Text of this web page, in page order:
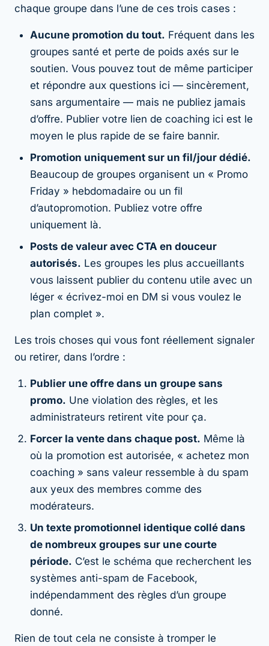
chaque groupe dans l’une de ces trois cases :
Aucune promotion du tout. Fréquent dans les
groupes santé et perte de poids axés sur le
soutien. Vous pouvez tout de même participer
et répondre aux questions ici — sincèrement,
sans argumentaire — mais ne publiez jamais
d’offre. Publier votre lien de coaching ici est le
moyen le plus rapide de se faire bannir.
Promotion uniquement sur un fil/jour dédié.
Beaucoup de groupes organisent un « Promo
Friday » hebdomadaire ou un fil
d’autopromotion. Publiez votre offre
uniquement là.
Posts de valeur avec CTA en douceur
autorisés. Les groupes les plus accueillants
vous laissent publier du contenu utile avec un
léger « écrivez-moi en DM si vous voulez le
plan complet ».
Les trois choses qui vous font réellement signaler
ou retirer, dans l’ordre :
Publier une offre dans un groupe sans
promo. Une violation des règles, et les
administrateurs retirent vite pour ça.
Forcer la vente dans chaque post. Même là
où la promotion est autorisée, « achetez mon
coaching » sans valeur ressemble à du spam
aux yeux des membres comme des
modérateurs.
Un texte promotionnel identique collé dans
de nombreux groupes sur une courte
période. C’est le schéma que recherchent les
systèmes anti-spam de Facebook,
indépendamment des règles d’un groupe
donné.
Rien de tout cela ne consiste à tromper le